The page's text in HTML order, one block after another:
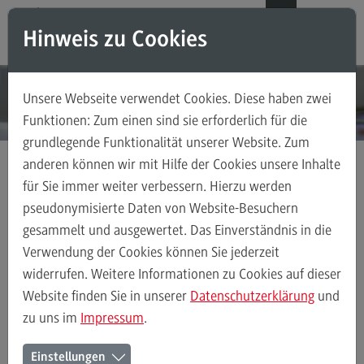
Direkt zum Inhalt
Direkt zum Hauptmenu
Direkt zum Footer
Modul-O-Mat
Masterstudiengänge
Accounting, Controlling, Taxation
Accounting, Controlling, Taxation
Modulangebot
Berufsperspektiven
Kontakt
Advanced Practice in Healthcare
Advanced Practice in Healthcare
Rahmenbedingungen
Masterstudiengänge Wirtschaftsinformatik
Modulangebot
Information Security Management
Information Security
Hinweis zu Cookies
Unsere Webseite verwendet Cookies. Diese haben zwei
Funktionen: Zum einen sind sie erforderlich für die
grundlegende Funktionalität unserer Website. Zum
anderen können wir mit Hilfe der Cookies unsere Inhalte
für Sie immer weiter verbessern. Hierzu werden
pseudonymisierte Daten von Website-Besuchern
gesammelt und ausgewertet. Das Einverständnis in die
Verwendung der Cookies können Sie jederzeit
widerrufen. Weitere Informationen zu Cookies auf dieser
Website finden Sie in unserer Datenschutzerklärung und
zu uns im Impressum.
Einstellungen